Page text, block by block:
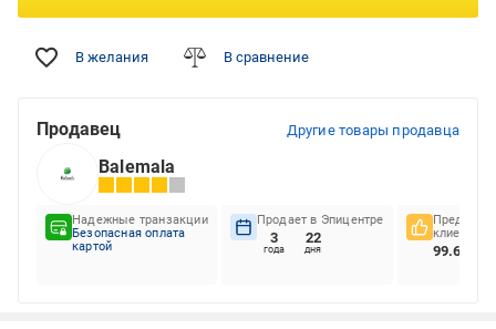
В желания В сравнение
Продавец Другие товары продавца
Balemala
Надежные транзакции
Безопасная оплата
картой
Продает в Эпицентре
3
года
22
дня
клиентов
99.67%